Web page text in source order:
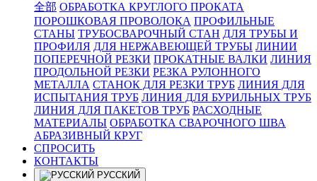
全部 ОБРАБОТКА КРУГЛОГО ПРОКАТА
ПОРОШКОВАЯ ПРОВОЛОКА ПРОФИЛЬНЫЕ
СТАНЫ ТРУБОСВАРОЧНЫЙ СТАН ДЛЯ ТРУБЫ И
ПРОФИЛЯ ДЛЯ НЕРЖАВЕЮЩЕЙ ТРУБЫ ЛИНИИ
ПОПЕРЕЧНОЙ РЕЗКИ ПРОКАТНЫЕ ВАЛКИ ЛИНИЯ
ПРОДОЛЬНОЙ РЕЗКИ РЕЗКА РУЛОННОГО
МЕТАЛЛА СТАНОК ДЛЯ РЕЗКИ ТРУБ ЛИНИЯ ДЛЯ
ИСПЫТАНИЯ ТРУБ ЛИНИЯ ДЛЯ БУРИЛЬНЫХ ТРУБ
ЛИНИЯ ДЛЯ ПАКЕТОВ ТРУБ РАСХОДНЫЕ
МАТЕРИАЛЫ OБРАБОТКА СВАРОЧНОГО ШВА
АБРАЗИВНЫЙ КРУГ
СПРОСИТЬ
КОНТАКТЫ
РУССКИЙ